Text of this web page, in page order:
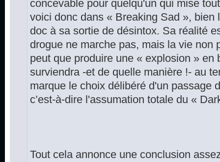
concevable pour quelqu'un qui mise
voici donc dans « Breaking Sad », bien
doc à sa sortie de désintox. Sa réalité
drogue ne marche pas, mais la vie non
peut que produire une « explosion » en
surviendra -et de quelle manière !- au
marque le choix délibéré d'un passage
c’est-à-dire l'assumation totale du «
Tout cela annonce une conclusion